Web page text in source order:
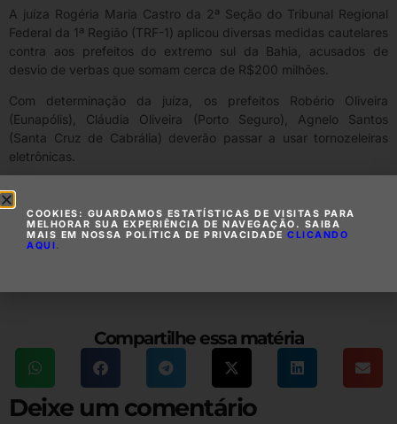
A juíza Rogéria Maria Castro da 2ª Seção do Tribunal Regional
Federal da 1ª Região (TRF-1) aplicou diversas medidas cautelares
contra aos prefeitos do extremo sul da Bahia, acusados de
desvio de verbas que somam cerca de R$200 milhões.
Com determinação da juíza, os prefeitos Robério Oliveira
(Eunapólis), Cláudia Oliveira (Porto Seguro), Agnelo Santos
(Santa Cruz de Cabrália) deverão passar a usar tornozeleiras
eletrônicas.
A magistrada também suspendeu o exercício da função pública
ou de atividade de natureza econômica ou financeira dos
prefeitos. De acordo com Rogéria, as medidas cautelares
substituem um pedido de prisão preventiva, que só deve ser
Compartilhe essa matéria
Deixe um comentário
COOKIES: GUARDAMOS ESTATÍSTICAS DE VISITAS PARA
MELHORAR SUA EXPERIÊNCIA DE NAVEGAÇÃO. SAIBA
MAIS EM NOSSA POLÍTICA DE PRIVACIDADE CLICANDO
AQUI.